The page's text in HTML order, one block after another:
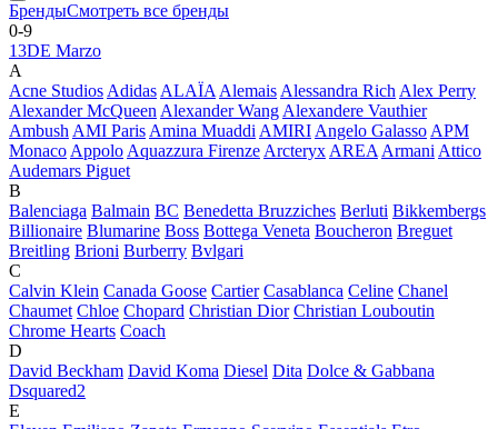
БрендыСмотреть все бренды
0-9
13DE Marzo
A
Acne StudiosAdidasALAÏAAlemaisAlessandra RichAlex Perry
Alexander McQueenAlexander WangAlexandere Vauthier
AmbushAMI ParisAmina MuaddiAMIRIAngelo GalassoAPM
MonacoAppoloAquazzura FirenzeArcteryxAREAArmaniAttico
Audemars Piguet
B
Balenciaga Balmain BC Benedetta Bruzziches Berluti Bikkembergs
Billionaire Blumarine Boss Bottega Veneta Boucheron Breguet
Breitling Brioni Burberry Bvlgari
C
Calvin Klein Canada Goose Cartier Casablanca Celine Chanel
Chaumet Chloe Chopard Christian Dior Christian Louboutin
Chrome Hearts Coach
D
David Beckham David Koma Diesel Dita Dolce & Gabbana
Dsquared2
E